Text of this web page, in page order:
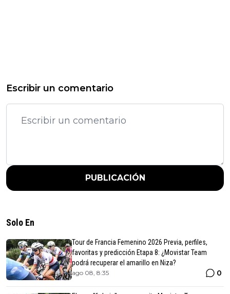
Escribir un comentario
PUBLICACIÓN
Solo En
Tour de Francia Femenino 2026 Previa, perfiles,
favoritas y predicción Etapa 8: ¿Movistar Team
podrá recuperar el amarillo en Niza?
ago 08, 8:35 0